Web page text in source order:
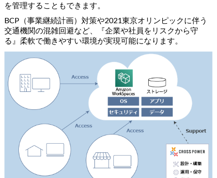
を管理することもできます。
BCP（事業継続計画）対策や2021東京オリンピックに伴う
交通機関の混雑回避など、『企業や社員をリスクから守
る』柔軟で働きやすい環境が実現可能になります。